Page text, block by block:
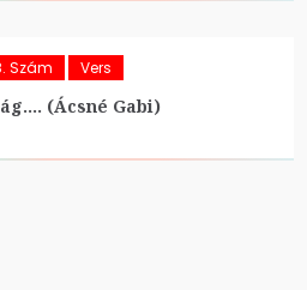
Szám Vers
(Ácsné Gabi)